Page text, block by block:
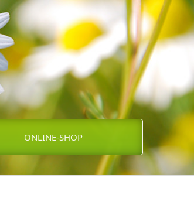
ONLINE-SHOP